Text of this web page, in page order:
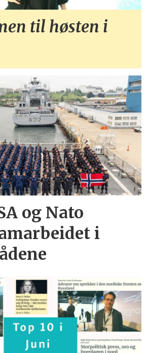
til høsten i
og Nato
i